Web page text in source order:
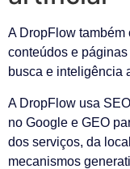
A DropFlow
conteúdos e
busca e inteligência
A DropFlow usa
no Google e GEO
dos serviços, da
mecanismos